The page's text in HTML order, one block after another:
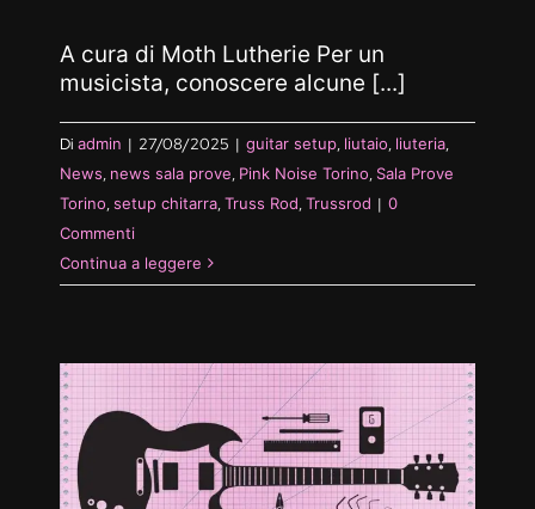
A cura di Moth Lutherie Per un
musicista, conoscere alcune [...]
Di admin | 27/08/2025 | guitar setup, liutaio, liuteria,
News, news sala prove, Pink Noise Torino, Sala Prove
Torino,setup chitarra,Truss Rod,Trussrod | 0
Commenti
Continua a leggere